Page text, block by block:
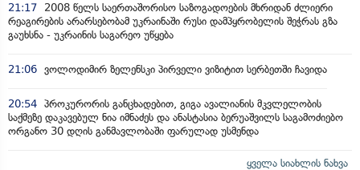
21:17
2008 წელს საერთაშორისო საზოგადოების მხრიდან ძლიერი
რეაგირების არარსებობამ უკრაინაში რუსი დამპყრობელის შეჭრას გზა
გაუხსნა - უკრაინის საგარეო უწყება
21:06 ვოლოდიმირ ზელენსკი პირველი ვიზიტით სერბეთში ჩავიდა
20:54 პროკურორის განცხადებით, გიგა ავალიანის მკვლელობის
საქმეზე დაკავებულ ნია იმნაძეს და ანასტასია ბერუაშვილს საგამოძიებო
ორგანო 30 დღის განმავლობაში ფარულად უსმენდა
ყველა სიახლის ნახვა